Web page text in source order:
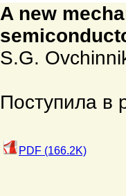
A new
S.G.
Поступила в
PDF (166.2K)